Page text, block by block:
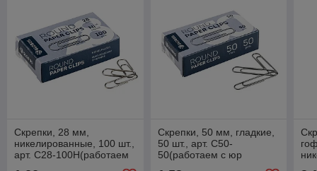
Скрепки, 28 мм,
никелированные, 100 шт.,
арт. С28-100Н(работаем
Скрепки, 50 мм, гладкие,
50 шт., арт. С50-
50(работаем с юр